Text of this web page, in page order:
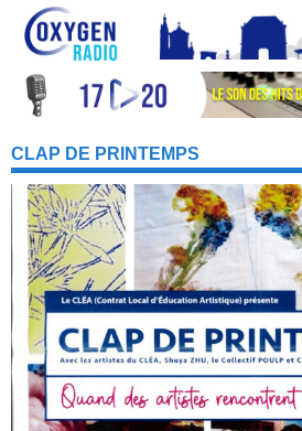
CLAP DE PRINTEMPS